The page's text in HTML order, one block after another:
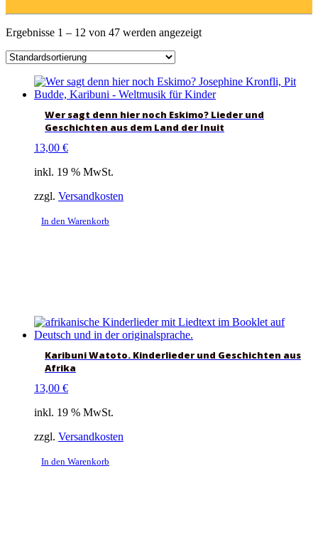
Ergebnisse 1 – 12 von 47 werden angezeigt
Wer sagt denn hier noch Eskimo? Lieder und
Geschichten aus dem Land der Inuit
13,00 €
inkl. 19 % MwSt.
zzgl. Versandkosten
In den Warenkorb
Karibuni Watoto. Kinderlieder und Geschichten aus
Afrika
13,00 €
inkl. 19 % MwSt.
zzgl. Versandkosten
In den Warenkorb